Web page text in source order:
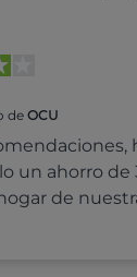
de OCU
un ahorro de
de